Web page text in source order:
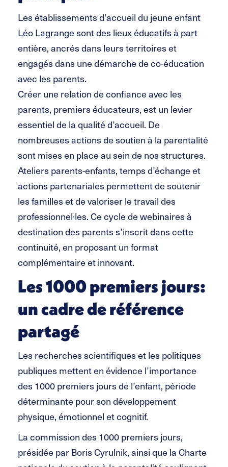
Les établissements d’accueil du jeune enfant
Léo Lagrange sont des lieux éducatifs à part
entière, ancrés dans leurs territoires et
engagés dans une démarche de co-éducation
avec les parents.
Créer une relation de confiance avec les
parents, premiers éducateurs, est un levier
essentiel de la qualité d’accueil. De
nombreuses actions de soutien à la parentalité
sont mises en place au sein de nos structures.
Ateliers parents-enfants, temps d’échange et
actions partenariales permettent de soutenir
les familles et de valoriser le travail des
professionnel·les. Ce cycle de webinaires à
destination des parents s’inscrit dans cette
continuité, en proposant un format
complémentaire et innovant.
Les 1000 premiers jours:
un cadre de référence
partagé
Les recherches scientifiques et les politiques
publiques mettent en évidence l’importance
des 1000 premiers jours de l’enfant, période
déterminante pour son développement
physique, émotionnel et cognitif.
La commission des 1000 premiers jours,
présidée par Boris Cyrulnik, ainsi que la Charte